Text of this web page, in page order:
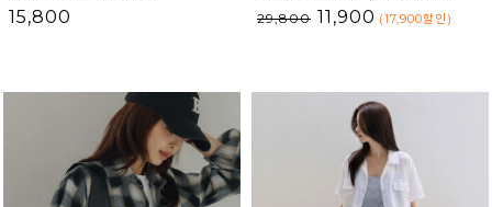
15,800
29,800 11,900 (17,900할인 )